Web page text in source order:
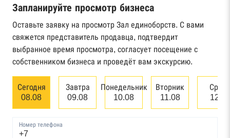
Реестр государственных контрактов
Федерального казначейства
Картотека арбитражных дел Высшего
арбитражного суда
Единый федеральный реестр сведений о
банкротстве юридических лиц
банкротстве физических лиц
Запланируйте просмотр бизнеса
Оставьте заявку на просмотр Зал единоборств. С вами
свяжется представитель продавца, подтвердит
выбранное время просмотра, согласует посещение с
собственником бизнеса и проведёт вам экскурсию.
Сегодня
08.08
Завтра
09.08
Понедельник
10.08
Вторник
11.08
12.08
Номер телефона